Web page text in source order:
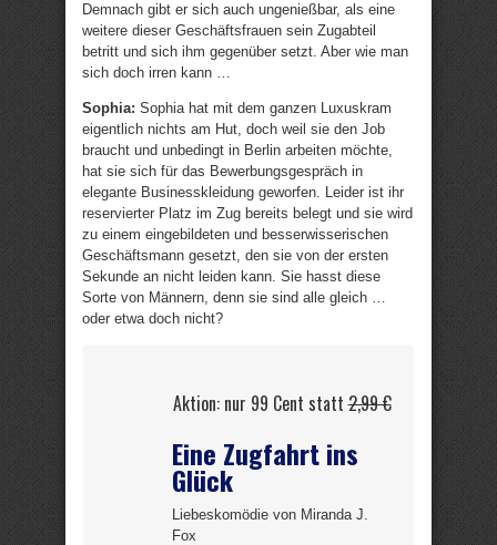
Demnach gibt er sich auch ungenießbar, als eine
weitere dieser Geschäftsfrauen sein Zugabteil
betritt und sich ihm gegenüber setzt. Aber wie man
sich doch irren kann …
Sophia: Sophia hat mit dem ganzen Luxuskram
eigentlich nichts am Hut, doch weil sie den Job
braucht und unbedingt in Berlin arbeiten möchte,
hat sie sich für das Bewerbungsgespräch in
elegante Businesskleidung geworfen. Leider ist ihr
reservierter Platz im Zug bereits belegt und sie wird
zu einem eingebildeten und besserwisserischen
Geschäftsmann gesetzt, den sie von der ersten
Sekunde an nicht leiden kann. Sie hasst diese
Sorte von Männern, denn sie sind alle gleich …
oder etwa doch nicht?
Aktion: nur 99 Cent statt2,99 €
Eine Zugfahrt ins
Glück
Liebeskomödie von Miranda J.
Fox